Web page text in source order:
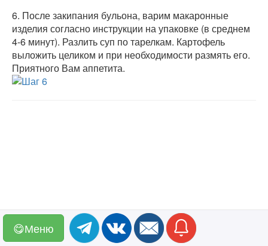
6. После закипания бульона, варим макаронные
изделия согласно инструкции на упаковке (в среднем
4-6 минут). Разлить суп по тарелкам. Картофель
выложить целиком и при необходимости размять его.
Приятного Вам аппетита.
😋Меню